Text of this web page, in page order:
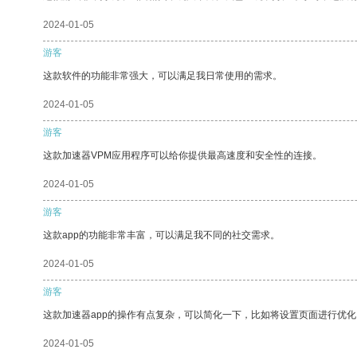
2024-01-05
游客
这款软件的功能非常强大，可以满足我日常使用的需求。
2024-01-05
游客
这款加速器VPM应用程序可以给你提供最高速度和安全性的连接。
2024-01-05
游客
这款app的功能非常丰富，可以满足我不同的社交需求。
2024-01-05
游客
这款加速器app的操作有点复杂，可以简化一下，比如将设置页面进行优
2024-01-05